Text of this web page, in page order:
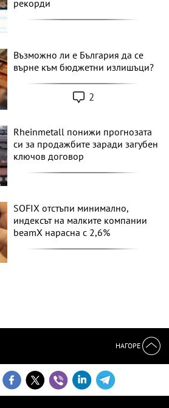
рекорди
Възможно ли е България да се
върне към бюджетни излишъци?
2
Rheinmetall понижи прогнозата
си за продажбите заради загубен
ключов договор
SOFIX отстъпи минимално,
индексът на малките компании
beamX нарасна с 2,6%
НАГОРЕ